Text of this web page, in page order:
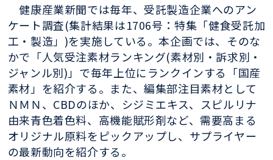
健康産業新聞では毎年、受託製造企業へのアン
ケート調査(集計結果は1706号：特集「健食受託加
工・製造」)を実施している。本企画では、そのな
かで「人気受注素材ランキング(素材別・訴求別・
ジャンル別)」で毎年上位にランクインする「国産
素材」を紹介する。また、編集部注目素材として
ＮＭＮ、CBDのほか、シジミエキス、スピルリナ
由来青色着色料、高機能賦形剤など、需要高まる
オリジナル原料をピックアップし、サプライヤー
の最新動向を紹介する。